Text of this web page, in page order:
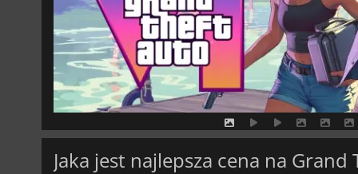
Jaka jest najlepsza cena na Grand